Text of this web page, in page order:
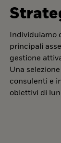
Individuiamo
principali
gestione
Una
consulenti e
obiettivi di